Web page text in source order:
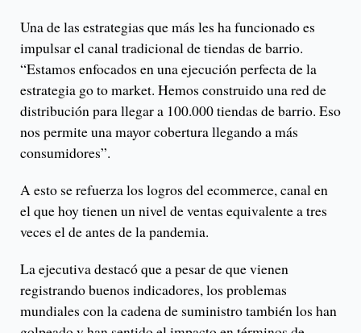
Una de las estrategias que más les ha funcionado es
impulsar el canal tradicional de tiendas de barrio.
“Estamos enfocados en una ejecución perfecta de la
estrategia go to market. Hemos construido una red de
distribución para llegar a 100.000 tiendas de barrio. Eso
nos permite una mayor cobertura llegando a más
consumidores”.
A esto se refuerza los logros del ecommerce, canal en
el que hoy tienen un nivel de ventas equivalente a tres
veces el de antes de la pandemia.
La ejecutiva destacó que a pesar de que vienen
registrando buenos indicadores, los problemas
mundiales con la cadena de suministro también los han